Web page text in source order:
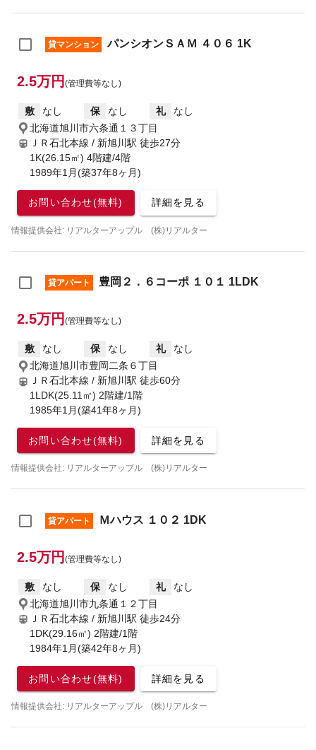
貸マンション パンシオンＳＡＭ ４０６ 1K
2.5万円 (管理費等なし)
敷 なし 保 なし 礼
なし
北海道旭川市六条通１３丁目
ＪＲ石北本線 / 新旭川駅 徒歩27分
1K(26.15㎡) 4階建/4階
1989年1月(築37年8ヶ月)
お問い合わせ(無料) 詳細を見る
情報提供会社: リアルターアップル (株)リアルター
貸アパート 豊岡２．６コーポ １０１ 1LDK
2.5万円 (管理費等なし)
敷 なし 保 なし 礼
なし
北海道旭川市豊岡二条６丁目
ＪＲ石北本線 / 新旭川駅 徒歩60分
1LDK(25.11㎡) 2階建/1階
1985年1月(築41年8ヶ月)
お問い合わせ(無料) 詳細を見る
情報提供会社: リアルターアップル (株)リアルター
貸アパート Ｍハウス １０２ 1DK
2.5万円 (管理費等なし)
敷 なし 保 なし 礼
なし
北海道旭川市九条通１２丁目
ＪＲ石北本線 / 新旭川駅 徒歩24分
1DK(29.16㎡) 2階建/1階
1984年1月(築42年8ヶ月)
お問い合わせ(無料) 詳細を見る
情報提供会社: リアルターアップル (株)リアルター